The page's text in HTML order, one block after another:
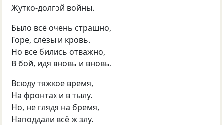
Жутко-долгой войны.
Было всё очень страшно,
Горе, слёзы и кровь.
Но все бились отважно,
В бой, идя вновь и вновь.
Всюду тяжкое время,
На фронтах и в тылу.
Но, не глядя на бремя,
Наподдали всё ж злу.